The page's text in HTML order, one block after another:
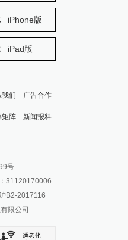
区
年
永利澳门：二季度永利
iPhone版
iPad版
我们 广告合作
矩阵
号
号
平台
新闻报料
号
31120170006
B2-2017116
限公司